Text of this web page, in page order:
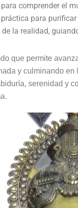
comprender el
para
la realidad,
que permite
y culminando
serenidad y